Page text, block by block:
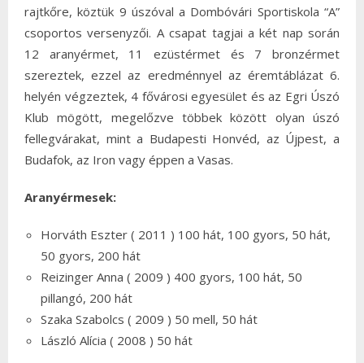
rajtkőre, köztük 9 úszóval a Dombóvári Sportiskola “A”
csoportos versenyzői. A csapat tagjai a két nap során
12 aranyérmet, 11 ezüstérmet és 7 bronzérmet
szereztek, ezzel az eredménnyel az éremtáblázat 6.
helyén végzeztek, 4 fővárosi egyesület és az Egri Úszó
Klub mögött, megelőzve többek között olyan úszó
fellegvárakat, mint a Budapesti Honvéd, az Újpest, a
Budafok, az Iron vagy éppen a Vasas.
Aranyérmesek:
Horváth Eszter ( 2011 ) 100 hát, 100 gyors, 50 hát,
50 gyors, 200 hát
Reizinger Anna ( 2009 ) 400 gyors, 100 hát, 50
pillangó, 200 hát
Szaka Szabolcs ( 2009 ) 50 mell, 50 hát
László Alícia ( 2008 ) 50 hát